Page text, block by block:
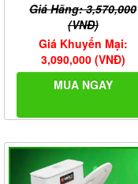
Giá Hãng: 3,570,000
(VNĐ)
Giá Khuyến Mại:
3,090,000 (VNĐ)
MUA NGAY